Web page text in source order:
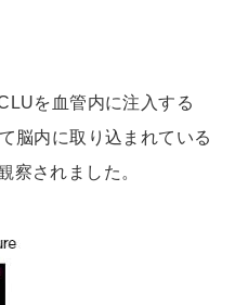
を血管内に注入する
脳内に取り込まれている
察されました。